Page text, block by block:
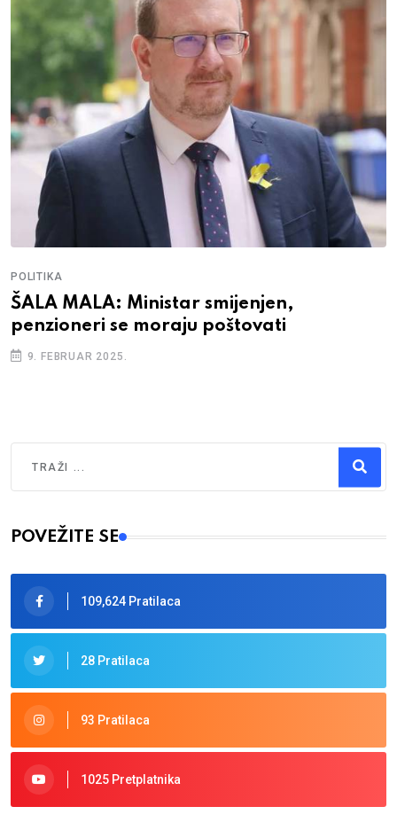
POLITIKA
ŠALA MALA: Ministar smijenjen,
penzioneri se moraju poštovati
9. FEBRUAR 2025.
Type 2 or more characters for results.
POVEŽITE SE
109,624 Pratilaca
28 Pratilaca
93 Pratilaca
1025 Pretplatnika